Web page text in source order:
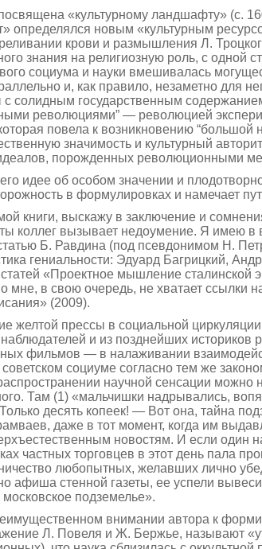
«культурному ландшафту» (с.
новым «культурным
крови и размышления Л.
знания на религиозную роль, с одной
социума и науки вмешивалась
и, как правило, незаметно для
с солидным государственным
революциями” — революцией
повела к возникновению
значимость и культурный
порожденных революционными
идее об особом значении и
в формулировках и намечает
книги, выскажу в заключение и
коллег вызывает недоумение. Я имею
Б. Равдина (под псевдонимом Н.
гениальности: Эдуард Багрицкий,
«Проектное мышление сталинской
в свою очередь, не хватает ссылки
(2009).
желтой прессы в социальной
и из позднейших историков
фильмов — в налаживании
социуме согласно тем же
научной сенсации
Там (1) «мальчишки надрывались,
десять копеек! — Вот она, тайна
даже в тот момент, когда им
новостям. И если
частных торговцев в этот день пала
любопытных, желавших лично
афиша стенной газеты, ее успели
подземелье».
вни­мании автора к
Л. Повеля и Ж. Бержье,